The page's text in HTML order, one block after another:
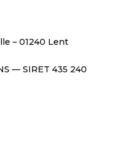
– 01240 Lent
— SIRET 435 240